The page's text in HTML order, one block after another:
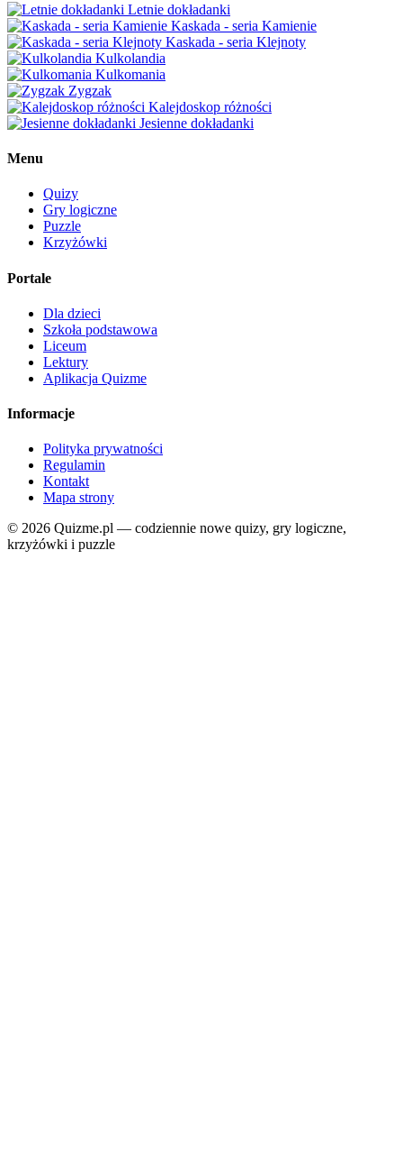
Letnie dokładanki
Kaskada - seria Kamienie
Kaskada - seria Klejnoty
Kulkolandia
Kulkomania
Zygzak
Kalejdoskop różności
Jesienne dokładanki
Menu
Quizy
Gry logiczne
Puzzle
Krzyżówki
Portale
Dla dzieci
Szkoła podstawowa
Liceum
Lektury
Aplikacja Quizme
Informacje
Polityka prywatności
Regulamin
Kontakt
Mapa strony
© 2026 Quizme.pl — codziennie nowe quizy, gry logiczne,
krzyżówki i puzzle